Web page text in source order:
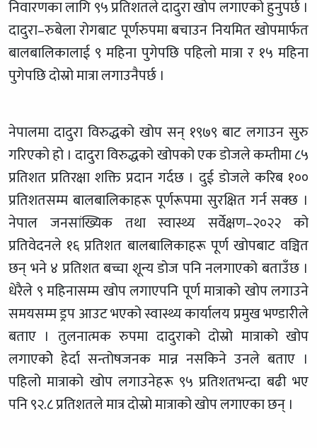
निवारणका लागि ९५ प्रतिशतले दादुरा खोप लगाएको हुनुपर्छ ।
दादुरा–रुबेला रोगबाट पूर्णरुपमा बचाउन नियमित खोपमार्फत
बालबालिकालाई ९ महिना पुगेपछि पहिलो मात्रा र १५ महिना
पुगेपछि दोस्रो मात्रा लगाउनैपर्छ ।
नेपालमा दादुरा विरुद्धको खोप सन् १९७९ बाट लगाउन सुरु
गरिएको हो । दादुरा विरुद्धको खोपको एक डोजले कम्तीमा ८५
प्रतिशत प्रतिरक्षा शक्ति प्रदान गर्दछ । दुई डोजले करिब १००
प्रतिशतसम्म बालबालिकाहरू पूर्णरूपमा सुरक्षित गर्न सक्छ ।
नेपाल जनसांख्यिक तथा स्वास्थ्य सर्वेक्षण–२०२२ को
प्रतिवेदनले १६ प्रतिशत बालबालिकाहरू पूर्ण खोपबाट वञ्चित
छन् भने ४ प्रतिशत बच्चा शून्य डोज पनि नलगाएको बताउँछ ।
धेरैले ९ महिनासम्म खोप लगाएपनि पूर्ण मात्राको खोप लगाउने
समयसम्म ड्रप आउट भएको स्वास्थ्य कार्यालय प्रमुख भण्डारीले
बताए । तुलनात्मक रुपमा दादुराको दोस्रो मात्राको खोप
लगाएकोे हेर्दा सन्तोषजनक मान्न नसकिने उनले बताए ।
पहिलो मात्राको खोप लगाउनेहरू ९५ प्रतिशतभन्दा बढी भए
पनि ९२.८ प्रतिशतले मात्र दोस्रो मात्राको खोप लगाएका छन् ।